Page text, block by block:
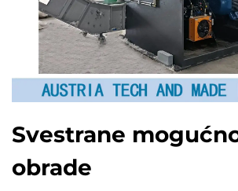
Svestrane
obrade